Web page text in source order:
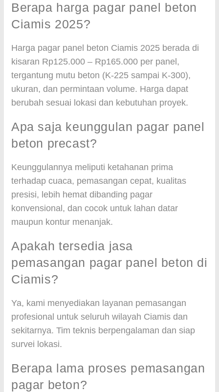
Berapa harga pagar panel beton
Ciamis 2025?
Harga pagar panel beton Ciamis 2025 berada di
kisaran Rp125.000 – Rp165.000 per panel,
tergantung mutu beton (K-225 sampai K-300),
ukuran, dan permintaan volume. Harga dapat
berubah sesuai lokasi dan kebutuhan proyek.
Apa saja keunggulan pagar panel
beton precast?
Keunggulannya meliputi ketahanan prima
terhadap cuaca, pemasangan cepat, kualitas
presisi, lebih hemat dibanding pagar
konvensional, dan cocok untuk lahan datar
maupun kontur menanjak.
Apakah tersedia jasa
pemasangan pagar panel beton di
Ciamis?
Ya, kami menyediakan layanan pemasangan
profesional untuk seluruh wilayah Ciamis dan
sekitarnya. Tim teknis berpengalaman dan siap
survei lokasi.
Berapa lama proses pemasangan
pagar beton?